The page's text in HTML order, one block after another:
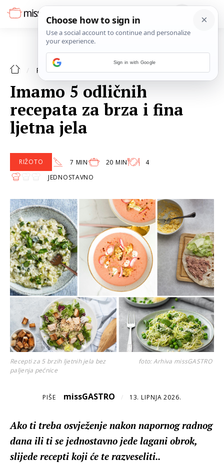
RECEPTI TJESTENINA
Imamo 5 odličnih
recepata za brza i fina
ljetna jela
RIŽOTO 7 MIN 20 MIN
4
JEDNOSTAVNO
Recepti za 5 brzih ljetnih jela bez
paljenja pećnice
foto: Arhiva missGASTRO
PIŠE missGASTRO / 13. LIPNJA 2026.
Ako ti treba osvježenje nakon napornog radnog
dana ili ti se jednostavno jede lagani obrok,
slijede recepti koji će te razveseliti..
Sign in with Google